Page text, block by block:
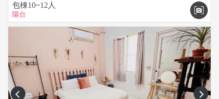
包棟10~12人
陽台
prev next